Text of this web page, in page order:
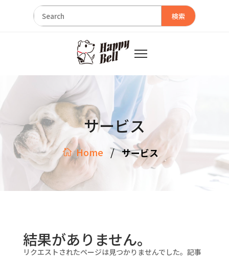
検索
サービス
Home / サービス
結果がありません。
リクエストされたページは見つかりませんでした。記事